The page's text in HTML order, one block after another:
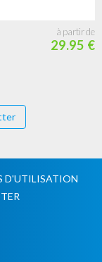
29.95 €
D'UTILISATION